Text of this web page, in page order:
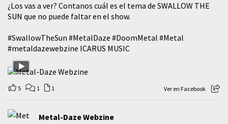
¿Los vas a ver? Contanos cuál es el tema de SWALLOW THE
SUN que no puede faltar en el show.
#SwallowTheSun #MetalDaze #DoomMetal #Metal
#metaldazewebzine ICARUS MUSIC
5 1 1 Ver en Facebook
Metal-Daze Webzine